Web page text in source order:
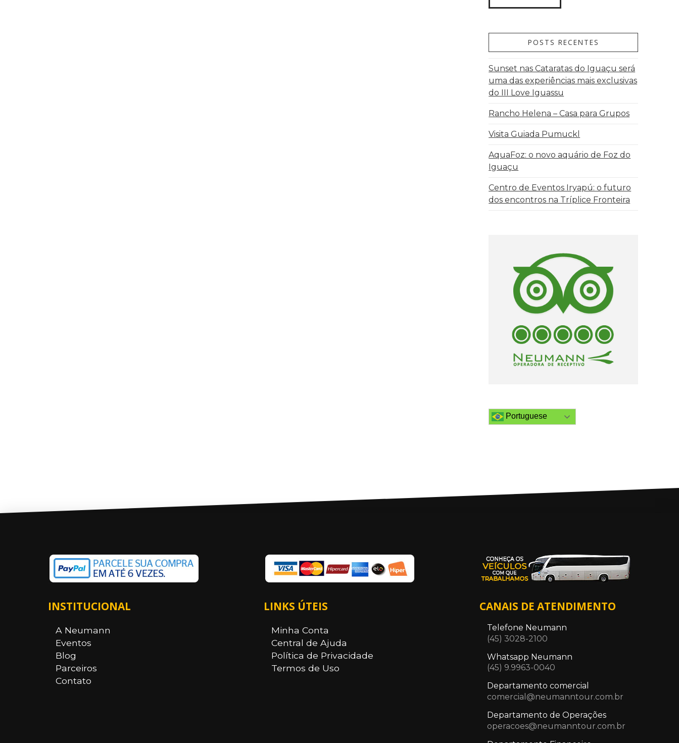
POSTS RECENTES
Sunset nas Cataratas do Iguaçu será
uma das experiências mais exclusivas
do III Love Iguassu
Rancho Helena – Casa para Grupos
Visita Guiada Pumuckl
AquaFoz: o novo aquário de Foz do
Iguaçu
Centro de Eventos Iryapú: o futuro
dos encontros na Tríplice Fronteira
Portuguese
INSTITUCIONAL
A Neumann
Eventos
Blog
Parceiros
Contato
LINKS ÚTEIS
Minha Conta
Central de Ajuda
Política de Privacidade
Termos de Uso
CANAIS DE ATENDIMENTO
Telefone Neumann
(45) 3028-2100
Whatsapp Neumann
(45) 9.9963-0040
Departamento comercial
comercial@neumanntour.com.br
Departamento de Operações
operacoes@neumanntour.com.br